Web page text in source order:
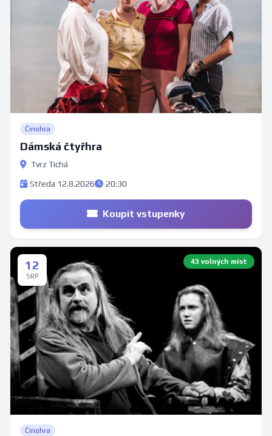
Činohra
Dámská čtyřhra
Tvrz Tichá
Středa 12.8.2026
20:30
Koupit vstupenky
12
SRP
43 volných míst
Činohra